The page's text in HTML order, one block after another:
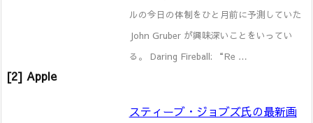
ルの今日の体制をひと月前に予測していた
John Gruber が興味深いことをいってい
る。 Daring Fireball: “Re …
[2] Apple
スティーブ・ジョブズ氏の最新画